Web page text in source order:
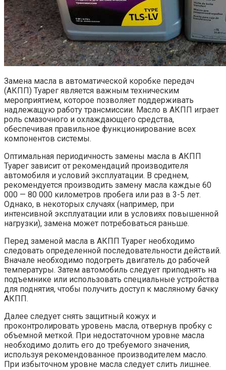
Замена масла в автоматической коробке передач
(АКПП) Туарег является важным техническим
мероприятием, которое позволяет поддерживать
надлежащую работу трансмиссии. Масло в АКПП играет
роль смазочного и охлаждающего средства,
обеспечивая правильное функционирование всех
компонентов системы.
Оптимальная периодичность замены масла в АКПП
Туарег зависит от рекомендаций производителя
автомобиля и условий эксплуатации. В среднем,
рекомендуется производить замену масла каждые 60
000 — 80 000 километров пробега или раз в 3-5 лет.
Однако, в некоторых случаях (например, при
интенсивной эксплуатации или в условиях повышенной
нагрузки), замена может потребоваться раньше.
Перед заменой масла в АКПП Туарег необходимо
следовать определенной последовательности действий.
Вначале необходимо подогреть двигатель до рабочей
температуры. Затем автомобиль следует приподнять на
подъемнике или использовать специальные устройства
для поднятия, чтобы получить доступ к масляному бачку
АКПП.
Далее следует снять защитный кожух и
проконтролировать уровень масла, отвернув пробку с
объемной меткой. При недостаточном уровне масла
необходимо долить его до требуемого значения,
используя рекомендованное производителем масло.
При избыточном уровне масла следует слить лишнее.